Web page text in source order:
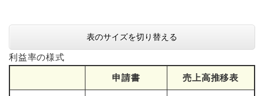
表のサイズを切り替える
利益率の様式
申請書 売上高推移表